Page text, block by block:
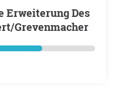
Grevenmacher